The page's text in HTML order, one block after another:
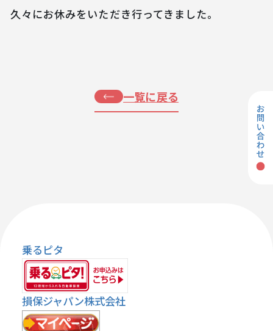
久々にお休みをいただき行ってきました。
一覧に戻る
乗るピタ
損保ジャパン株式会社